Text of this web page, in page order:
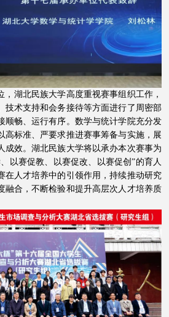
，湖北民族大学高度重视赛事组织工作，
技术支持和会务接待等方面进行了周密部
顺畅、运行有序。数学与统计学院充分发
高标准、严要求推进赛事筹备与实施，展
成效。湖北民族大学将以承办本次赛事为
以赛促教、以赛促改、以赛促创”的育人
在人才培养中的引领作用，持续推动研究
融合，不断检验和提升高层次人才培养质